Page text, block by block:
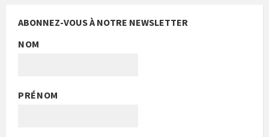
ABONNEZ-VOUS À NOTRE NEWSLETTER
NOM
PRÉNOM